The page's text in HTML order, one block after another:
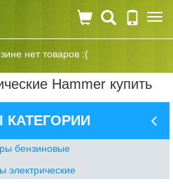
нет товаров :(
Hammer купить
бензиновые
электрические